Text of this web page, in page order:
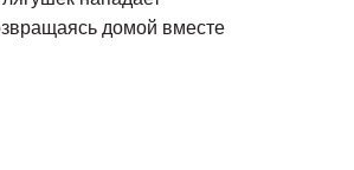
домой вместе